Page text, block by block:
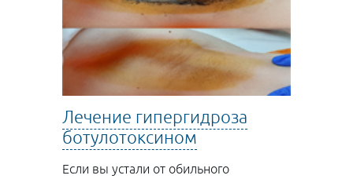
Лечение гипергидроза
ботулотоксином
Если вы устали от обильного